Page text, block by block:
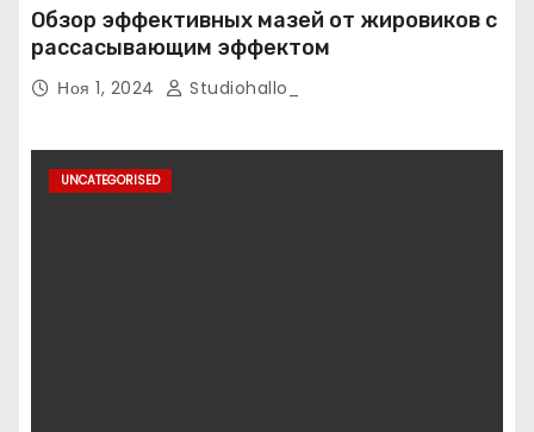
Обзор эффективных мазей от жировиков с
рассасывающим эффектом
Ноя 1, 2024 Studiohallo_
UNCATEGORISED